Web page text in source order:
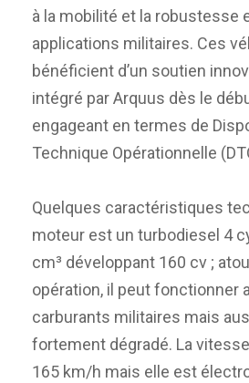
à la mobilité et la robustesse
applications militaires. Ces
bénéficient d’un soutien
intégré par Arquus dès le
engageant en termes de
Technique Opérationnelle
Quelques caractéristiques
moteur est un turbodiesel 4
cm³ développant 160 cv ;
opération, il peut fonctionner
carburants militaires mais
fortement dégradé. La
165 km/h mais elle est